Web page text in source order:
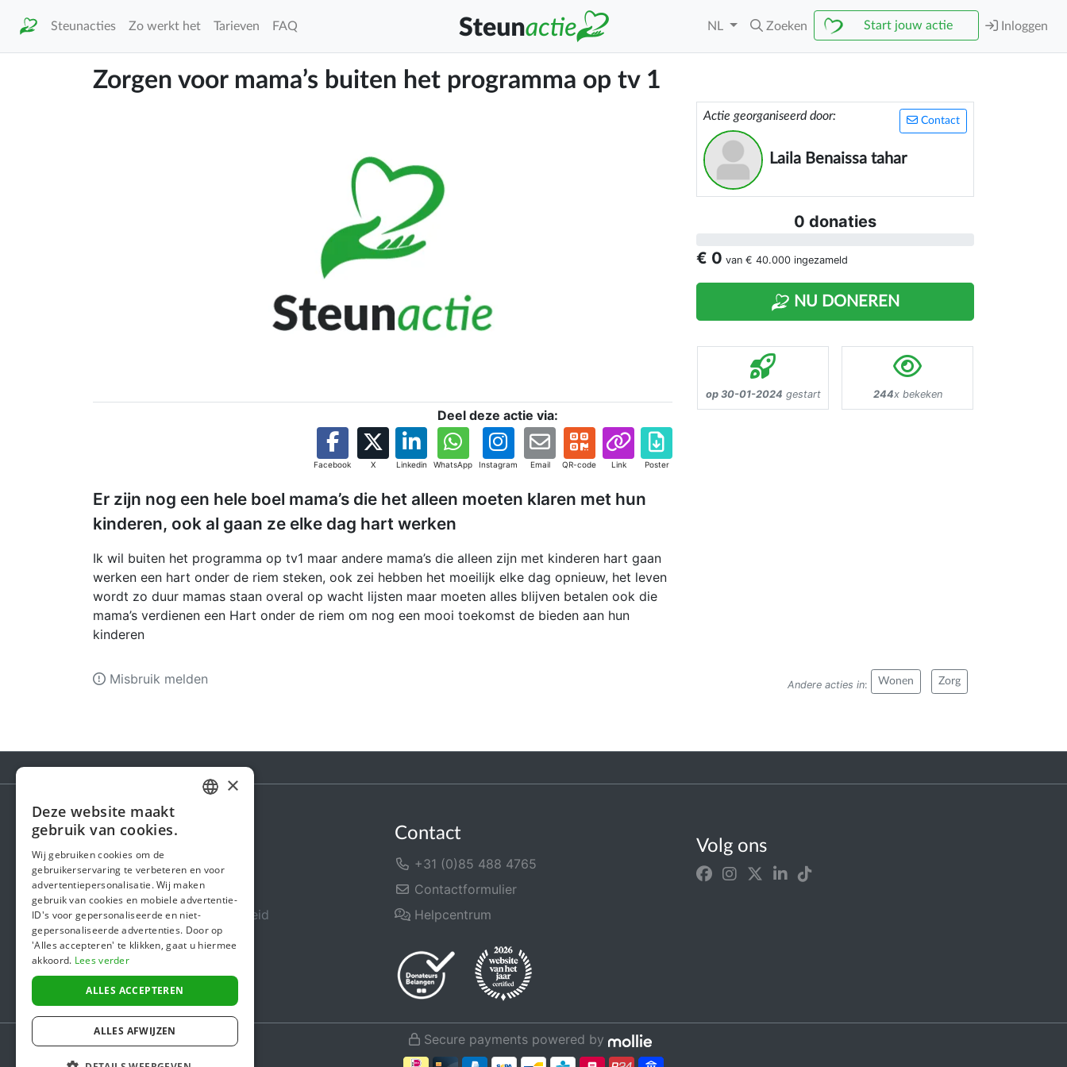
Steunacties Zo werkt het Tarieven FAQ NL Zoeken Start jouw actie Inloggen
Zorgen voor mama’s buiten het programma op tv 1
Deel deze actie via:
Facebook X Linkedin WhatsApp Instagram Email QR-code Link Poster
Er zijn nog een hele boel mama’s die het alleen moeten klaren met hun
kinderen, ook al gaan ze elke dag hart werken
Ik wil buiten het programma op tv1 maar andere mama’s die alleen zijn met kinderen hart gaan
werken een hart onder de riem steken, ook zei hebben het moeilijk elke dag opnieuw, het leven
wordt zo duur mamas staan overal op wacht lijsten maar moeten alles blijven betalen ook die
mama’s verdienen een Hart onder de riem om nog een mooi toekomst de bieden aan hun
kinderen
Contact
Actie georganiseerd door:
Laila Benaissa tahar
0 donaties
€ 0 van € 40.000 ingezameld
NU DONEREN
op 30-01-2024 gestart 244x bekeken
Andere acties in: Wonen Zorg
Misbruik melden
Steunactie
Over ons
In de media
Veiligheid & Betrouwbaarheid
Algemene voorwaarden
Privacybeleid
Cookiebeleid
Contact
+31 (0)85 488 4765
Contactformulier
Helpcentrum
Volg ons
Secure payments powered by
ENGLISH
×
Deze website maakt
gebruik van cookies.
Wij gebruiken cookies om de
gebruikerservaring te verbeteren en voor
advertentiepersonalisatie. Wij maken
gebruik van cookies en mobiele advertentie-
ID's voor gepersonaliseerde en niet-
gepersonaliseerde advertenties. Door op
'Alles accepteren' te klikken, gaat u hiermee
akkoord. Lees verder
ALLES ACCEPTEREN
ALLES AFWIJZEN